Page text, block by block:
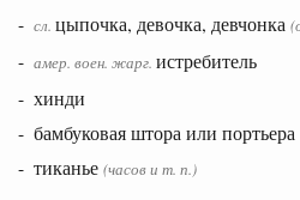
- сл. цыпочка, девочка, девчонка
- амер. воен. жарг. истребитель
- хинди
- бамбуковая штора или портьера
- тиканье (часов и т. п.)